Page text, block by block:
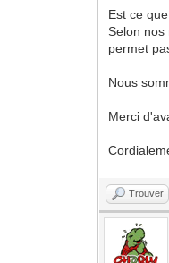
Est ce
Selon nos
permet
Nous
Merci
Trouver